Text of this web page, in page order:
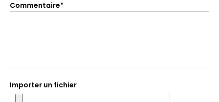
Commentaire*
Importer un fichier